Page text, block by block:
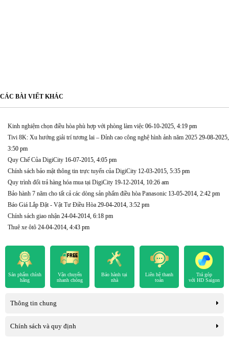
CÁC BÀI VIẾT KHÁC
Kinh nghiệm chọn điều hòa phù hợp với phòng làm việc 06-10-2025, 4:19 pm
Tivi 8K: Xu hướng giải trí tương lai – Đỉnh cao công nghệ hình ảnh năm 2025 29-08-2025,
3:50 pm
Quy Chế Của DigiCity 16-07-2015, 4:05 pm
Chính sách bảo mật thông tin trực tuyến của DigiCity 12-03-2015, 5:35 pm
Quy trình đổi trả hàng hóa mua tại DigiCity 19-12-2014, 10:26 am
Bảo hành 7 năm cho tất cả các dòng sản phẩm điều hòa Panasonic 13-05-2014, 2:42 pm
Báo Giá Lắp Đặt - Vật Tư Điều Hòa 29-04-2014, 3:52 pm
Chính sách giao nhận 24-04-2014, 6:18 pm
Thuê xe ôtô 24-04-2014, 4:43 pm
Sản phẩm chính
hãng
Vận chuyển
nhanh chóng
Bảo hành tại
nhà
Liên hệ thanh
toán
Trả góp
với HD Saigon
Thông tin chung
Chính sách và quy định